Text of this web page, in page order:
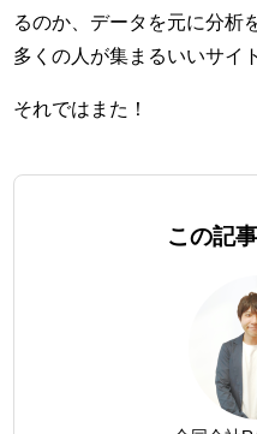
るのか、データを元に分析
多くの人が集まるいいサイ
それではまた！
この記